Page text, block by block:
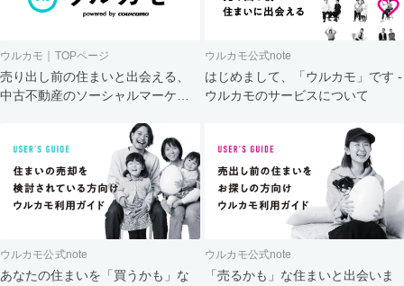
ウルカモ｜TOPページ
売り出し前の住まいと出会える、
中古不動産のソーシャルマーケッ
ウルカモ公式note
はじめまして、「ウルカモ」です -
ウルカモのサービスについて
ウルカモ公式note
あなたの住まいを「買うかも」な
ウルカモ公式note
「売るかも」な住まいと出会いま